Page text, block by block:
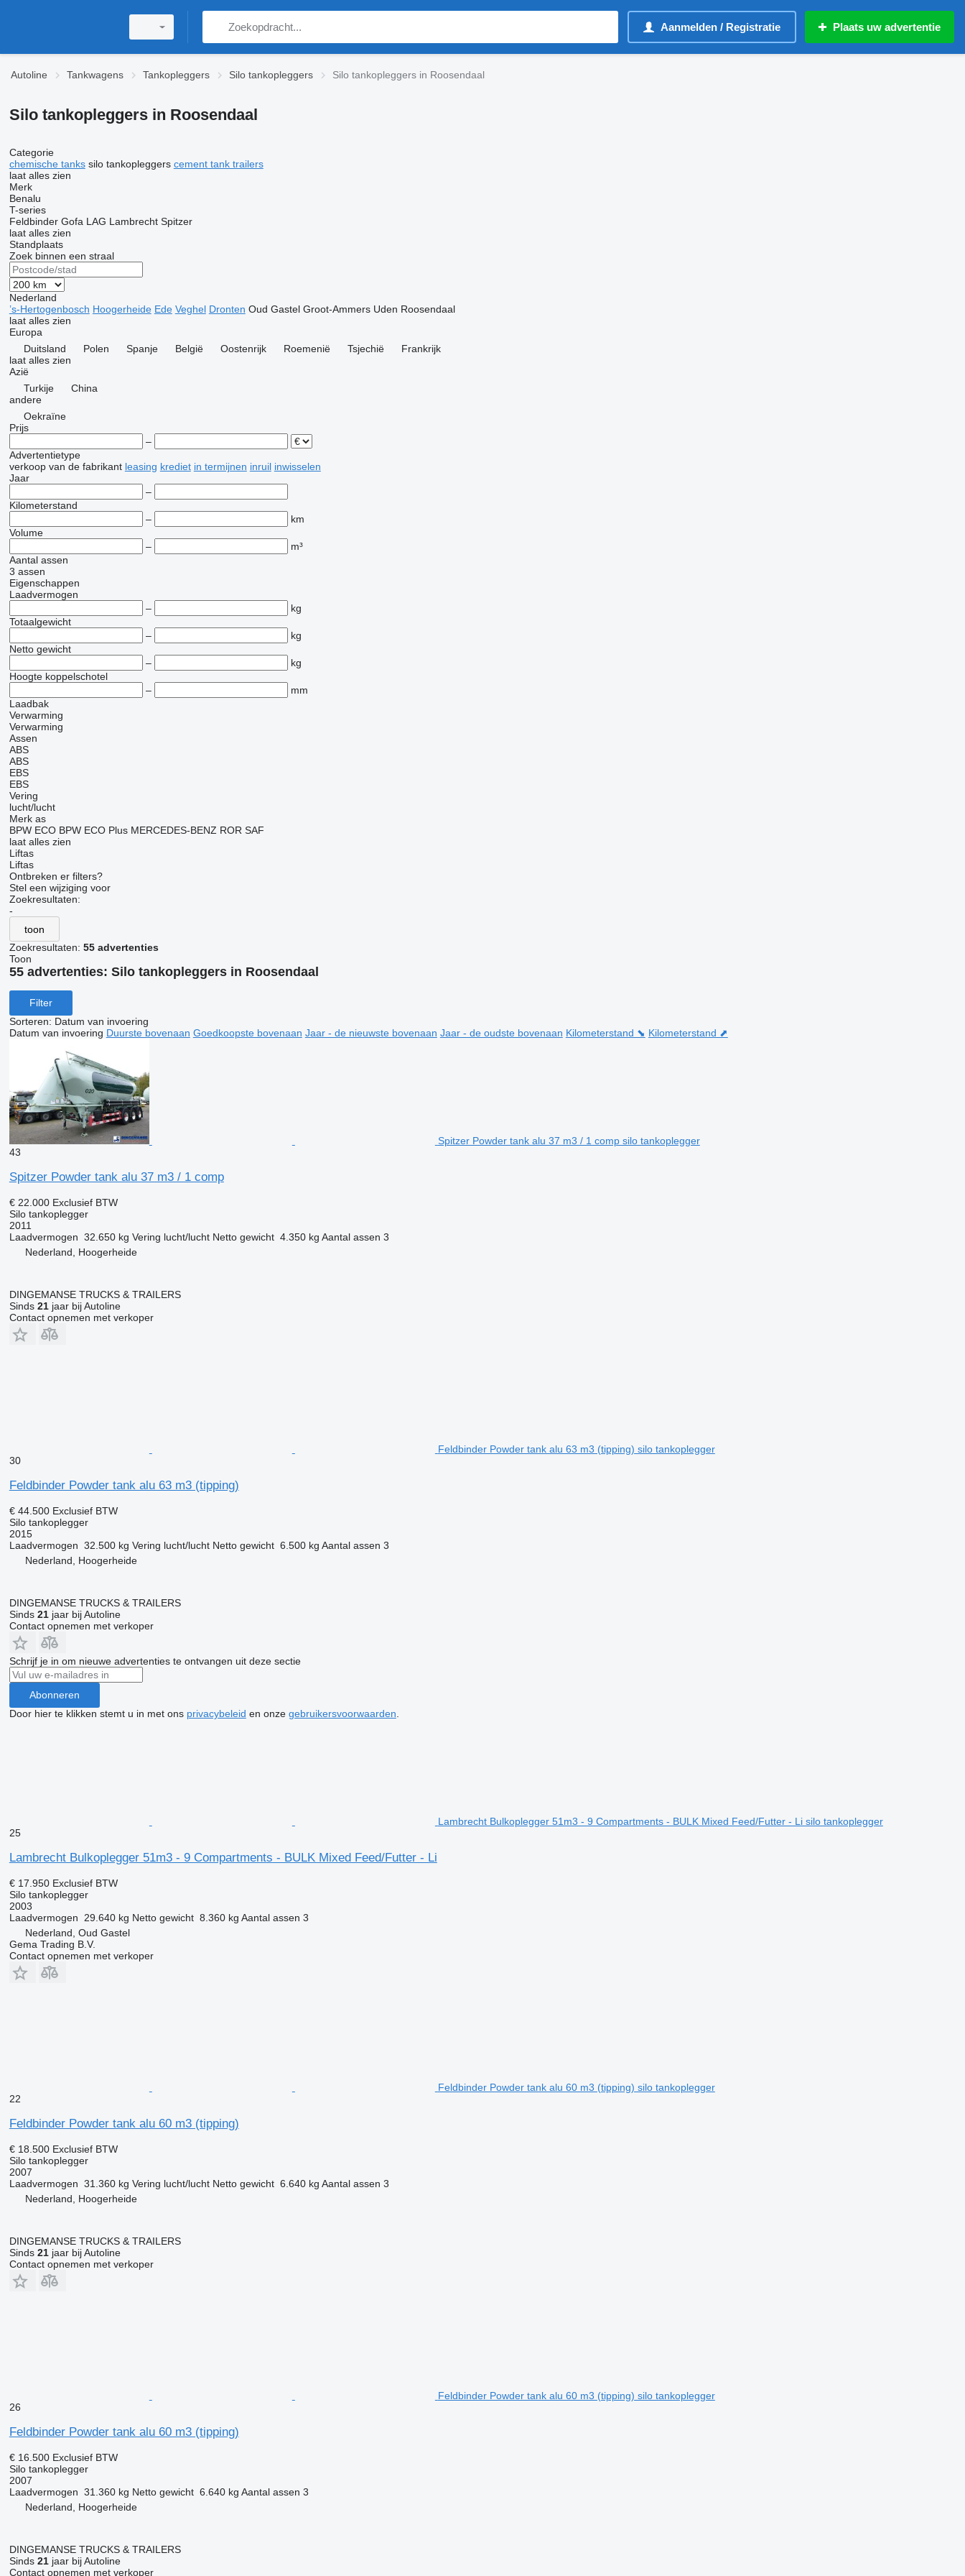
Aanmelden / Registratie Plaats uw advertentie
Autoline Tankwagens Tankopleggers Silo tankopleggers Silo tankopleggers in Roosendaal
Silo tankopleggers in Roosendaal
Categorie
chemische tanks silo tankopleggers cement tank trailers
laat alles zien
Merk
Benalu
T-series
Feldbinder Gofa LAG Lambrecht Spitzer
laat alles zien
Standplaats
Zoek binnen een straal
Nederland
’s-Hertogenbosch Hoogerheide Ede Veghel Dronten Oud Gastel Groot-Ammers Uden Roosendaal
laat alles zien
Europa
Duitsland
Polen Spanje België Oostenrijk Roemenië Tsjechië
Frankrijk
laat alles zien
Azië
Turkije
China
andere
Oekraïne
Prijs
–
Advertentietype
verkoop van de fabrikant leasing krediet in termijnen inruil inwisselen
Jaar
–
Kilometerstand
–
km
Volume
–
m³
Aantal assen
3 assen
Eigenschappen
Laadvermogen
–
kg
Totaalgewicht
–
kg
Netto gewicht
–
kg
Hoogte koppelschotel
–
mm
Laadbak
Verwarming
Verwarming
Assen
ABS
ABS
EBS
EBS
Vering
lucht/lucht
Merk as
BPW ECO BPW ECO Plus MERCEDES-BENZ ROR SAF
laat alles zien
Liftas
Liftas
Ontbreken er filters?
Stel een wijziging voor
Zoekresultaten:
-
toon
Zoekresultaten: 55 advertenties
Toon
55 advertenties: Silo tankopleggers in Roosendaal
Filter
Sorteren: Datum van invoering
Datum van invoering Duurste bovenaan Goedkoopste bovenaan Jaar - de nieuwste bovenaan Jaar - de oudste bovenaan Kilometerstand ⬊ Kilometerstand ⬈
Spitzer Powder tank alu 37 m3 / 1 comp silo tankoplegger
43
Spitzer Powder tank alu 37 m3 / 1 comp
€ 22.000 Exclusief BTW
Silo tankoplegger
2011
Laadvermogen 32.650 kg Vering lucht/lucht Netto gewicht 4.350 kg Aantal assen 3
Nederland, Hoogerheide
DINGEMANSE TRUCKS & TRAILERS
Sinds 21jaar bij Autoline
Contact opnemen met verkoper
Feldbinder Powder tank alu 63 m3 (tipping) silo tankoplegger
30
Feldbinder Powder tank alu 63 m3 (tipping)
€ 44.500 Exclusief BTW
Silo tankoplegger
2015
Laadvermogen 32.500 kg Vering lucht/lucht Netto gewicht 6.500 kg Aantal assen 3
Nederland, Hoogerheide
DINGEMANSE TRUCKS & TRAILERS
Sinds 21jaar bij Autoline
Contact opnemen met verkoper
Schrijf je in om nieuwe advertenties te ontvangen uit deze sectie
Abonneren
Door hier te klikken stemt u in met ons privacybeleid en onze gebruikersvoorwaarden
Lambrecht Bulkoplegger 51m3 - 9 Compartments - BULK Mixed Feed/Futter - Li silo tankoplegger
25
Lambrecht Bulkoplegger 51m3 - 9 Compartments - BULK Mixed Feed/Futter - Li
€ 17.950 Exclusief BTW
Silo tankoplegger
2003
Laadvermogen
29.640 kg Netto gewicht 8.360 kg Aantal assen 3
Nederland, Oud Gastel
Gema Trading B.V.
Contact opnemen met verkoper
Feldbinder Powder tank alu 60 m3 (tipping) silo tankoplegger
22
Feldbinder Powder tank alu 60 m3 (tipping)
€ 18.500 Exclusief BTW
Silo tankoplegger
2007
Laadvermogen 31.360 kg Vering lucht/lucht Netto gewicht 6.640 kg Aantal assen 3
Nederland, Hoogerheide
DINGEMANSE TRUCKS & TRAILERS
Sinds 21jaar bij Autoline
Contact opnemen met verkoper
Feldbinder Powder tank alu 60 m3 (tipping) silo tankoplegger
26
Feldbinder Powder tank alu 60 m3 (tipping)
€ 16.500 Exclusief BTW
Silo tankoplegger
2007
Laadvermogen 31.360 kg Netto gewicht 6.640 kg Aantal assen 3
Nederland, Hoogerheide
DINGEMANSE TRUCKS & TRAILERS
Sinds 21jaar bij Autoline
Contact opnemen met verkoper